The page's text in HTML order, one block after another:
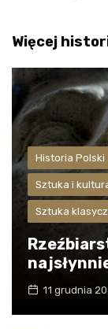
Więcej
Historia Polski
Sztuka i
Sztuka
11 grudnia